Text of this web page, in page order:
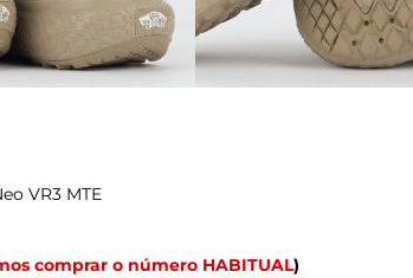
VR3 MTE
comprar o número HABITUAL)